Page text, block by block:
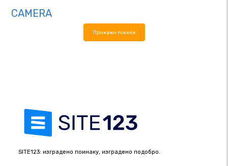
CAMERA
Прикажи повеќе
SITE123: изградено поинаку, изградено подобро.